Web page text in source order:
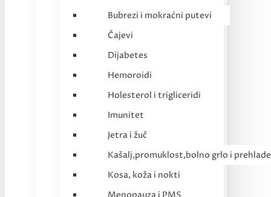
Bubrezi i mokraćni putevi
Čajevi
Dijabetes
Hemoroidi
Holesterol i trigliceridi
Imunitet
Jetra i žuč
Kašalj,promuklost,bolno grlo i prehlade
Kosa, koža i nokti